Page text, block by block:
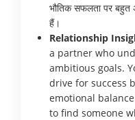
भौतिक सफलता पर
हैं।
Relationship
a partner who
ambitious goals.
drive for success
emotional
to find someone